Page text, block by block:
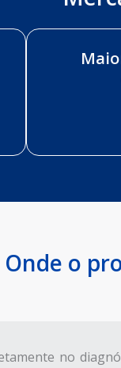
Onde o
no